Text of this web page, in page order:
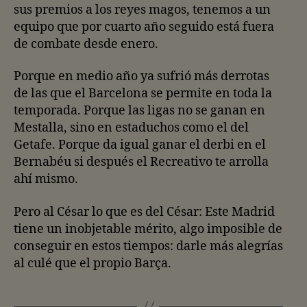
sus premios a los reyes magos, tenemos a un
equipo que por cuarto año seguido está fuera
de combate desde enero.
Porque en medio año ya sufrió más derrotas
de las que el Barcelona se permite en toda la
temporada. Porque las ligas no se ganan en
Mestalla, sino en estaduchos como el del
Getafe. Porque da igual ganar el derbi en el
Bernabéu si después el Recreativo te arrolla
ahí mismo.
Pero al César lo que es del César: Este Madrid
tiene un inobjetable mérito, algo imposible de
conseguir en estos tiempos: darle más alegrías
al culé que el propio Barça.